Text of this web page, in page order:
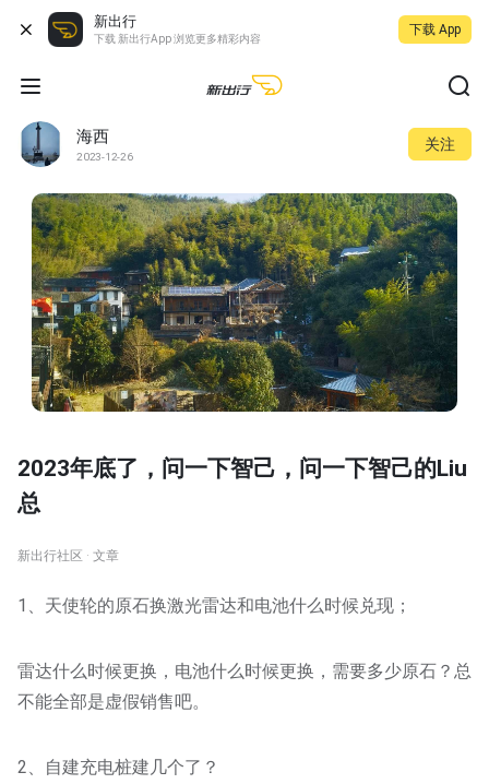
新出行
下载 新出行App 浏览更多精彩内容
下载 App
海西
2023-12-26
关注
2023年底了，问一下智己，问一下智己的Liu
总
新出行社区 · 文章
1、天使轮的原石换激光雷达和电池什么时候兑现；
雷达什么时候更换，电池什么时候更换，需要多少原石？总
不能全部是虚假销售吧。
2、自建充电桩建几个了？